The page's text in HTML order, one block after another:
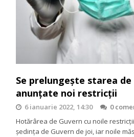
Se prelungește starea
anunțate noi restricții
6 ianuarie 2022, 14:30
0
Hotărârea de Guvern cu noile
ședința de Guvern de joi, iar noile